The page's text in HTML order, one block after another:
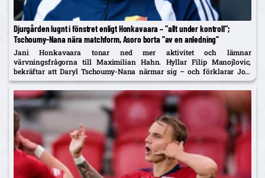
Djurgården lugnt i fönstret enligt Honkavaara – ”allt under kontroll”;
Tschoumy-Nana nära matchform, Asoro borta ”av en anledning”
Jani Honkavaara tonar ned mer aktivitet och lämnar
värvningsfrågorna till Maximilian Hahn. Hyllar Filip Manojlovic,
bekräftar att Daryl Tschoumy-Nana närmar sig – och förklarar Joel
Asoros frånvaro med att han är borta "av en anledning".